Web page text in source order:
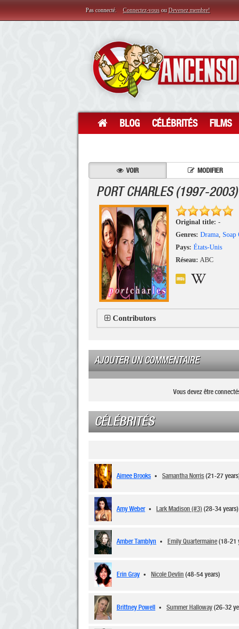
Pas connecté. Connectez-vous ou Devenez membre!
BLOG CÉLÉBRITÉS FILMS
VOIR MODIFIER
PORT CHARLES (1997-
Original title: -
Genres: Drama, Soap
Pays: États-Unis
Réseau: ABC
Contributors
AJOUTER UN COMMENTAIRE
Vous devez être
CÉLÉBRITÉS
Aimee Brooks Samantha Norris(21-27
Amy Weber Lark Madison (#3) (28-34 years)
Amber Tamblyn Emily Quartermaine(18-21
Erin Gray Nicole Devlin (48-54 years)
Brittney Powell Summer Halloway(26-32